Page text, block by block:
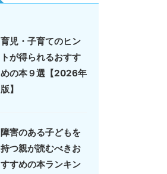
育児・子育てのヒン
トが得られるおすす
めの本９選【2026年
版】
障害のある子どもを
持つ親が読むべきお
すすめの本ランキン